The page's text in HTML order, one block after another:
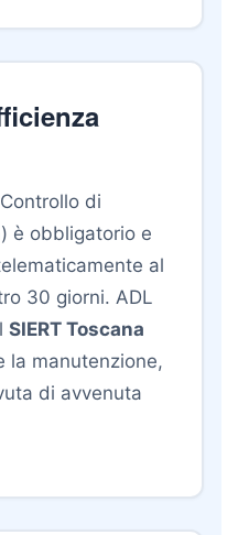
di
è obbligatorio e
al
30 giorni. ADL
SIERT Toscana
la manutenzione,
di avvenuta